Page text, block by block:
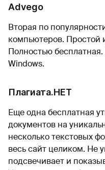
Advego
Вторая по
компьютеров. Простой
Полностью
Windows.
Плагиата.НЕТ
Еще одна бесплатная
документов на
несколько текстовых
весь сайт целиком. Не
подсвечивает и